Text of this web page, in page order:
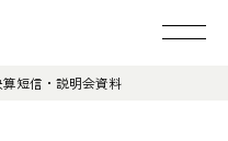
算短信・説明会資料